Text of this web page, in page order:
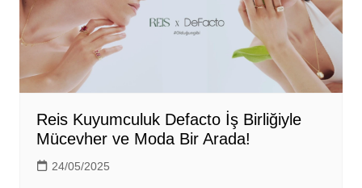
Reis Kuyumculuk Defacto İş Birliğiyle
Mücevher ve Moda Bir Arada!
24/05/2025